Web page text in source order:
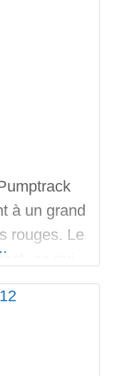
à un grand
rouges. Le
ce qui
carres, et